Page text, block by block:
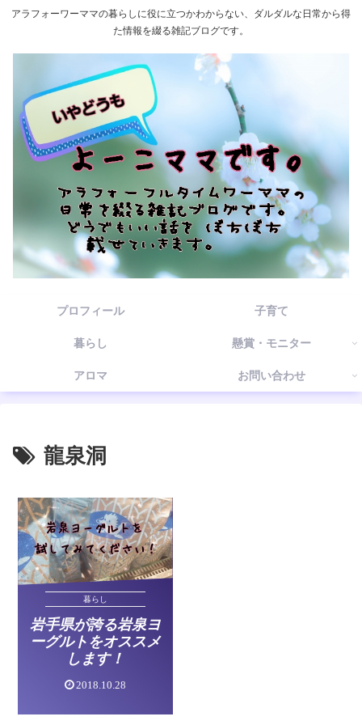
アラフォーワーママの暮らしに役に立つかわからない、ダルダルな日常から得
た情報を綴る雑記ブログです。
プロフィール 子育て
暮らし 懸賞・モニター
アロマ お問い合わせ
龍泉洞
暮らし
岩手県が誇る岩泉ヨ
ーグルトをオススメ
します！
2018.10.28